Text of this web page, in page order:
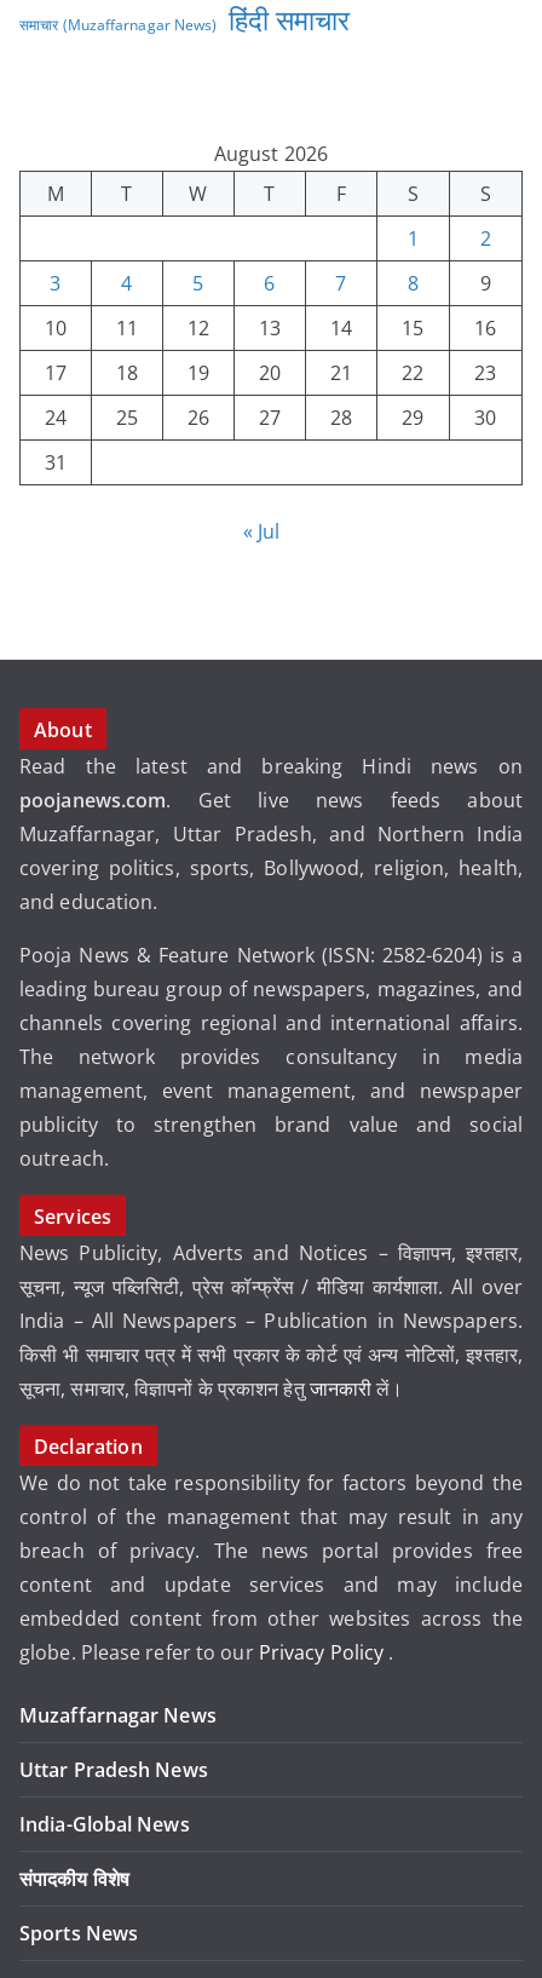
समाचार (Muzaffarnagar News) हिंदी समाचार
August 2026
M
T W T F S
S
1
2
3
4 5 6 7 8
9
10
11 12 13 14 15
16
17
18 19 20 21 22
23
24
25 26 27 28 29
30
31
« Jul
About
Read the latest and breaking Hindi news on
poojanews.com. Get live news feeds about
Muzaffarnagar, Uttar Pradesh, and Northern India
covering politics, sports, Bollywood, religion, health,
and education.
Pooja News & Feature Network (ISSN: 2582-6204) is a
leading bureau group of newspapers, magazines, and
channels covering regional and international affairs.
The network provides consultancy in media
management, event management, and newspaper
publicity to strengthen brand value and social
outreach.
Services
News Publicity, Adverts and Notices – विज्ञापन, इश्तहार,
सूचना, न्यूज पब्लिसिटी, प्रेस कॉन्फ्रेंस / मीडिया कार्यशाला. All over
India – All Newspapers – Publication in Newspapers.
किसी भी समाचार पत्र में सभी प्रकार के कोर्ट एवं अन्य नोटिसों, इश्तहार,
सूचना, समाचार, विज्ञापनों के प्रकाशन हेतुजानकारीलें।
Declaration
We do not take responsibility for factors beyond the
control of the management that may result in any
breach of privacy. The news portal provides free
content and update services and may include
embedded content from other websites across the
globe. Please refer to our Privacy Policy .
Muzaffarnagar News
Uttar Pradesh News
India-Global News
संपादकीय विशेष
Sports News